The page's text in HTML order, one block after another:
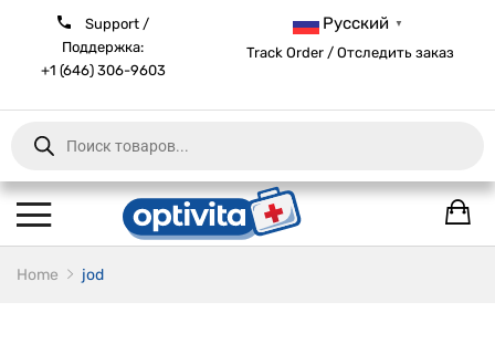
Support /
Поддержка:
+1 (646) 306-9603
Русский ▼
Track Order / Отследить заказ
Products
search
Home jod